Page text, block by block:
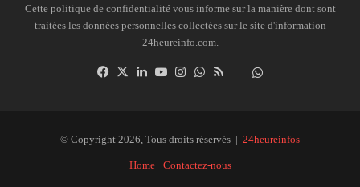
Cette politique de confidentialité vous informe sur la manière dont sont
traitées les données personnelles collectées sur le site d'information
24heureinfo.com.
Facebook
X LinkedinYouTubeInstagramWhatsAppDailymotion
© Copyright 2026, Tous droits réservés | 24heureinfos
Home Contactez-nous